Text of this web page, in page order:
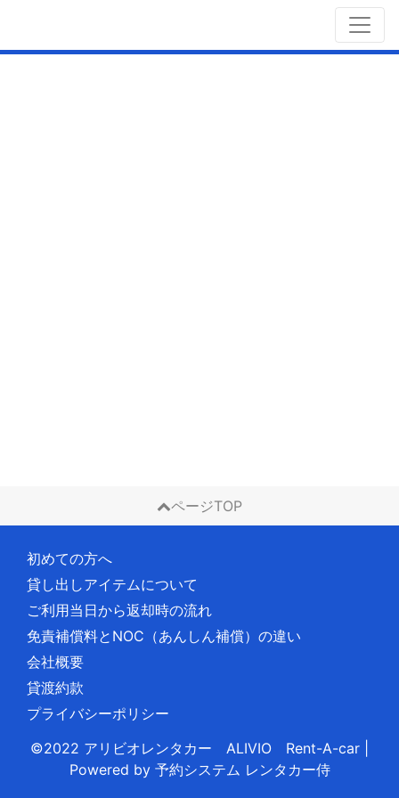
ページTOP
初めての方へ
貸し出しアイテムについて
ご利用当日から返却時の流れ
免責補償料とNOC（あんしん補償）の違い
会社概要
貸渡約款
プライバシーポリシー
©2022 アリビオレンタカー ALIVIO Rent-A-car
Powered by 予約システム レンタカー侍